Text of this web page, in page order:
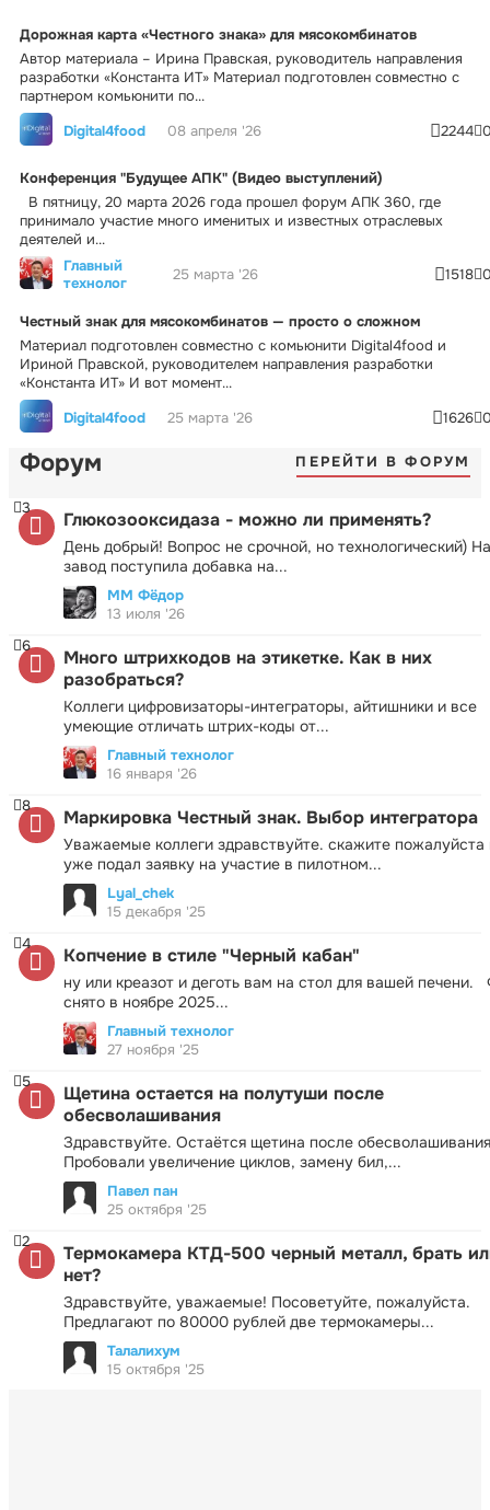
Дорожная карта «Честного знака» для мясокомбинатов
Автор материала – Ирина Правская, руководитель направления
разработки «Константа ИТ» Материал подготовлен совместно с
партнером комьюнити по...
Digital4food
08 апреля '26 2244
Конференция "Будущее АПК" (Видео выступлений)
В пятницу, 20 марта 2026 года прошел форум АПК 360, где
принимало участие много именитых и известных отраслевых
деятелей и...
Главный
технолог
25 марта '26 1518
Честный знак для мясокомбинатов — просто о сложном
Материал подготовлен совместно с комьюнити Digital4food и
Ириной Правской, руководителем направления разработки
«Константа ИТ» И вот момент...
Digital4food
25 марта '26 1626
Форум ПЕРЕЙТИ В ФОРУМ
Глюкозооксидаза - можно ли применять?
День добрый! Вопрос не срочной, но технологический) На
завод поступила добавка на...
3
ММ Фёдор
13 июля '26
Много штрихкодов на этикетке. Как в них
разобраться?
Коллеги цифровизаторы-интеграторы, айтишники и все
умеющие отличать штрих-коды от...
6
Главный технолог
16 января '26
Маркировка Честный знак. Выбор интегратора
Уважаемые коллеги здравствуйте. скажите пожалуйста
уже подал заявку на участие в пилотном...
8
Lyal_chek
15 декабря '25
Копчение в стиле "Черный кабан"
ну или креазот и деготь вам на стол для вашей печени.
снято в ноябре 2025...
4
Главный технолог
27 ноября '25
Щетина остается на полутуши после
обесволашивания
Здравствуйте. Остаётся щетина после
Пробовали увеличение циклов, замену бил,...
5
Павел пан
25 октября '25
Термокамера КТД-500 черный металл, брать
нет?
Здравствуйте, уважаемые! Посоветуйте, пожалуйста.
Предлагают по 80000 рублей две термокамеры...
2
Талалихум
15 октября '25